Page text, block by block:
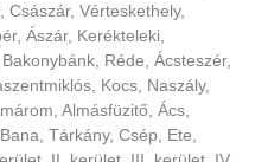
Vérteskethely,
Ászár, Kerékteleki,
Réde, Ácsteszér,
Kocs, Naszály,
Almásfüzitő, Ács,
Tárkány, Csép, Ete,